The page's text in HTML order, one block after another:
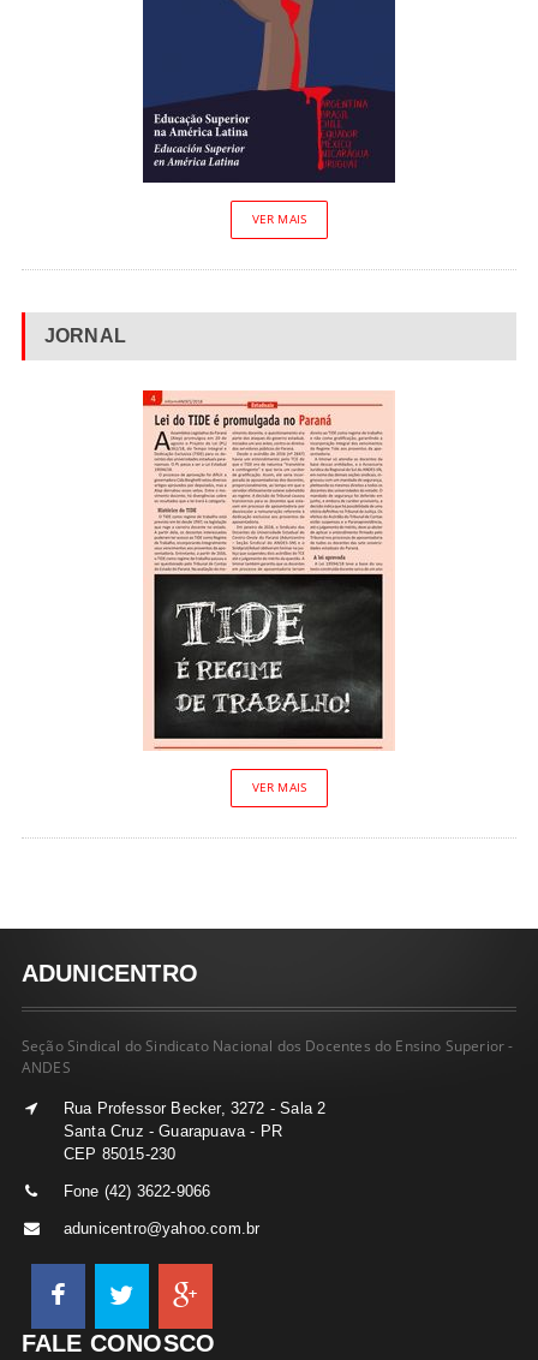
VER MAIS
JORNAL
VER MAIS
ADUNICENTRO
Seção Sindical do Sindicato Nacional dos Docentes do Ensino Superior -
ANDES
Rua Professor Becker, 3272 - Sala 2
Santa Cruz - Guarapuava - PR
CEP 85015-230
Fone (42) 3622-9066
adunicentro@yahoo.com.br
FALE CONOSCO